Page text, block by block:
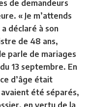
de demandeurs
« Je m’attends
déclaré à son
de 48 ans,
parle de mariages
13 septembre. En
d’âge était
été séparés,